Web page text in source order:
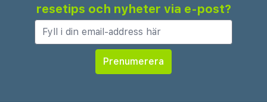
resetips och nyheter via e-post?